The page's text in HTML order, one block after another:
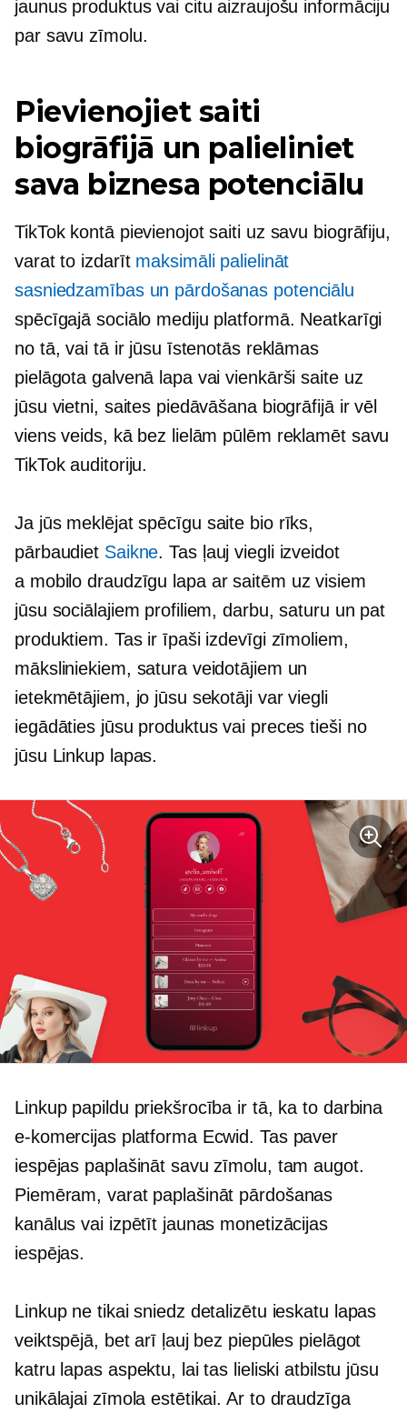
jaunus produktus vai citu aizraujošu informāciju
par savu zīmolu.
Pievienojiet saiti
biogrāfijā un palieliniet
sava biznesa potenciālu
TikTok kontā pievienojot saiti uz savu biogrāfiju,
varat to izdarīt maksimāli palielināt
sasniedzamības un pārdošanas potenciālu
spēcīgajā sociālo mediju platformā. Neatkarīgi
no tā, vai tā ir jūsu īstenotās reklāmas
pielāgota galvenā lapa vai vienkārši saite uz
jūsu vietni, saites piedāvāšana biogrāfijā ir vēl
viens veids, kā bez lielām pūlēm reklamēt savu
TikTok auditoriju.
Ja jūs meklējat spēcīgu saite biorīks,
pārbaudiet Saikne. Tas ļauj viegli izveidot
a mobilo draudzīgu lapa ar saitēm uz visiem
jūsu sociālajiem profiliem, darbu, saturu un pat
produktiem. Tas ir īpaši izdevīgi zīmoliem,
māksliniekiem, satura veidotājiem un
ietekmētājiem, jo ​​jūsu sekotāji var viegli
iegādāties jūsu produktus vai preces tieši no
jūsu Linkup lapas.
Linkup papildu priekšrocība ir tā, ka to darbina
e-komercijas platforma Ecwid. Tas paver
iespējas paplašināt savu zīmolu, tam augot.
Piemēram, varat paplašināt pārdošanas
kanālus vai izpētīt jaunas monetizācijas
iespējas.
Linkup ne tikai sniedz detalizētu ieskatu lapas
veiktspējā, bet arī ļauj bez piepūles pielāgot
katru lapas aspektu, lai tas lieliski atbilstu jūsu
unikālajai zīmola estētikai. Ar to draudzīga